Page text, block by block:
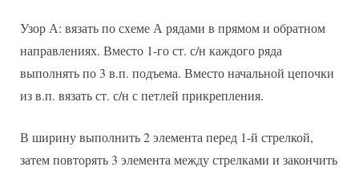
Узор А: вязать по схеме А рядами в прямом и обратном
направлениях. Вместо 1-го ст. с/н каждого ряда
выполнять по 3 в.п. подъема. Вместо начальной цепочки
из в.п. вязать ст. с/н с петлей прикрепления.
В ширину выполнить 2 элемента перед 1-й стрелкой,
затем повторять 3 элемента между стрелками и закончить